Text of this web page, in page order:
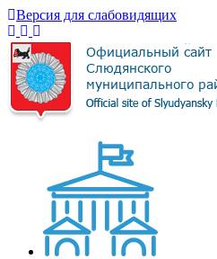
Версия для слабовидящих